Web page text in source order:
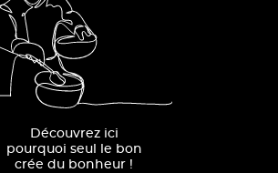
Découvrez ici
pourquoi seul le bon
crée du bonheur !